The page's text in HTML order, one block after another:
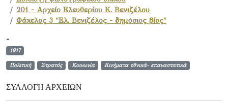
201 - Αρχείο Ελευθερίου Κ. Βενιζέλου
Φάκελος 3 "Ελ. Βενιζέλος - δημόσιος βίος"
-
1917
Πολιτική Στρατός Κοινωνία Κινήματα εθνικά- επαναστατικά
ΣΥΛΛΟΓΉ ΑΡΧΕΊΩΝ